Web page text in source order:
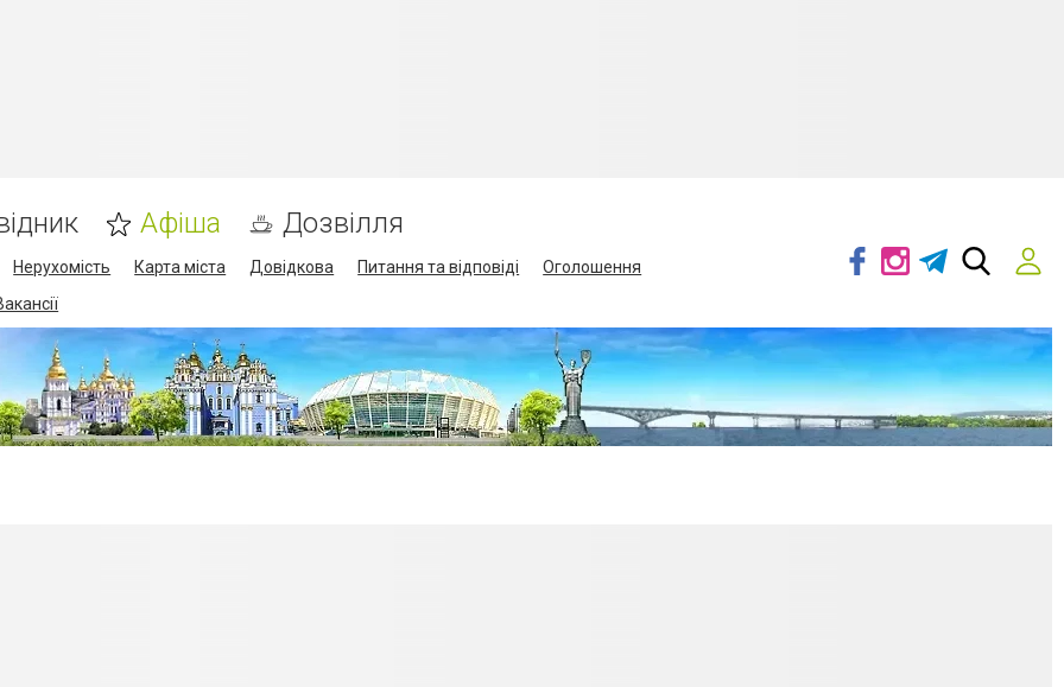
Афіша Дозвілля
Нерухомість Карта міста Довідкова Питання та відповіді
Оголошення